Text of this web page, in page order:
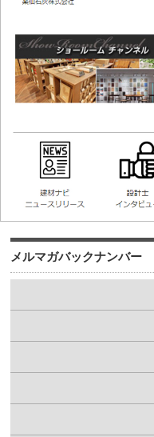
メルマガバックナンバー